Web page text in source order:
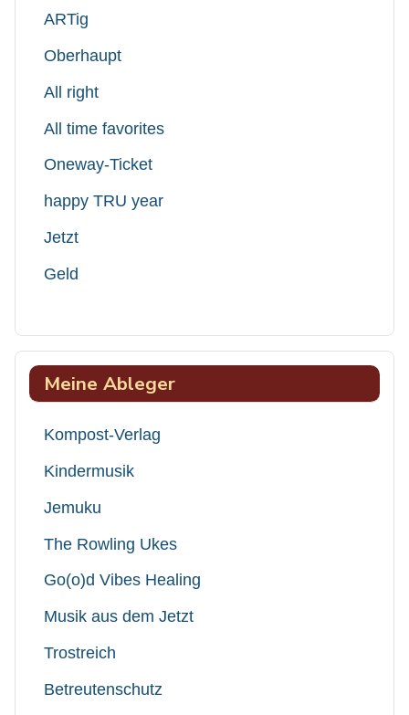
ARTig
Oberhaupt
All right
All time favorites
Oneway-Ticket
happy TRU year
Jetzt
Geld
Meine Ableger
Kompost-Verlag
Kindermusik
Jemuku
The Rowling Ukes
Go(o)d Vibes Healing
Musik aus dem Jetzt
Trostreich
Betreutenschutz